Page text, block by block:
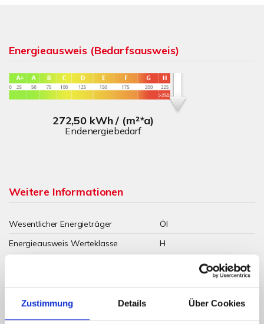
Zustimmung Details Über Cookies
Energieausweis (Bedarfsausweis)
272,50 kWh / (m²*a)
Endenergiebedarf
Weitere Informationen
Wesentlicher Energieträger
Öl
Energieausweis Werteklasse
H
Wohngebäude
Heizung
Zentralheizung
Befeuerung
Öl